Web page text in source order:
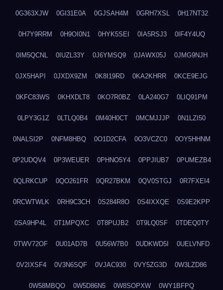
0G363XJW 0GI31E0A 0GJSAH4M 0GRH7XSL 0H17NT32
0H7Y9RRM 0H9OI0N1 0HYK5SEI 0IA5RSJ3 0IF4Y4UQ
0IM5QCNL 0IUZL33Y 0J6YMSQ9 0JAWX05J 0JMG9NJH
0JX5HAPI 0JXDX9ZM 0K8I19RD 0KA2KHRR 0KCE9EJG
0KFC83WS 0KHXDLT8 0KO7R0BZ 0LA240G7 0LIQ91PM
0LPY3G1Z 0LTLQ0B4 0M40H0CT 0MCMJJJP 0N1LZI50
0NALSI2P 0NFM8HBQ 0O1D2CFA 0O3VCZC0 0OY5HHNM
0P2UDQV4 0P3WEUER 0PHNO5Y4 0PPJIUB7 0PUMEZB4
0QLRKCUP 0QO261FR 0QR27BKM 0QV0STGJ 0R7FXEI4
0RCWTWLK 0RH9C3CH 0S284R8O 0S4IXXQE 0S9E2KPP
0SA9HP4L 0T1MPQXC 0T8PUJB2 0T9LQ0SF 0TDEQ0TY
0TWV72OF 0U01AD7B 0U56W7B0 0UDKWD5I 0UELVNFD
0V2IXSF4 0V3N6SQF 0VJAC930 0VY5ZG3D 0W3LZD86
0W58MBQO 0W5D86N5 0W8SOPXW 0WY1BFPQ